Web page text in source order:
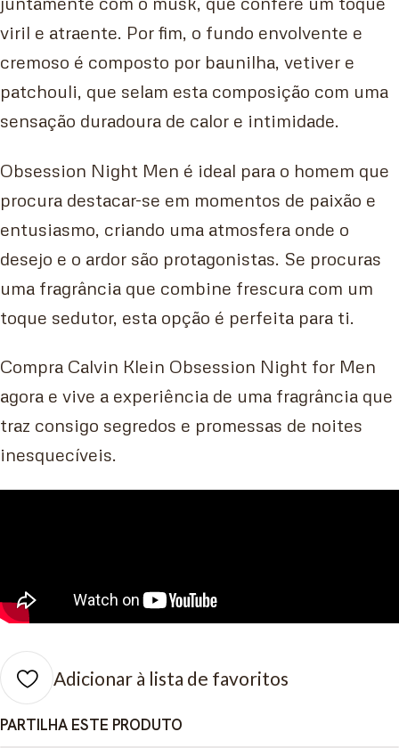
viril e atraente. Por fim, o fundo envolvente e
cremoso é composto por baunilha, vetiver e
patchouli, que selam esta composição com uma
sensação duradoura de calor e intimidade.
Obsession Night Men é ideal para o homem que
procura destacar-se em momentos de paixão e
entusiasmo, criando uma atmosfera onde o
desejo e o ardor são protagonistas. Se procuras
uma fragrância que combine frescura com um
toque sedutor, esta opção é perfeita para ti.
Compra Calvin Klein Obsession Night for Men
agora e vive a experiência de uma fragrância que
traz consigo segredos e promessas de noites
inesquecíveis.
Adicionar à lista de favoritos
PARTILHA ESTE PRODUTO